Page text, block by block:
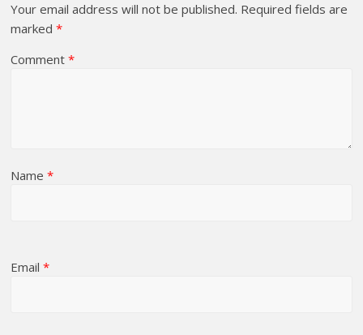
Your email address will not be published. Required fields are
marked*
Comment*
Name*
Email*